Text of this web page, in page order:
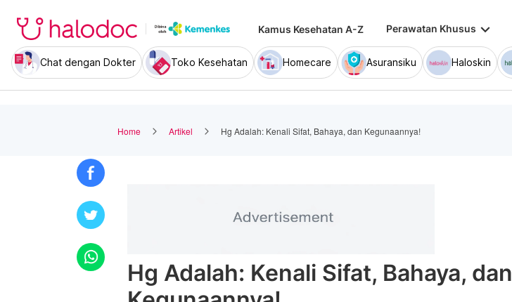
Kamus Kesehatan A-Z Perawatan Khusus keyboard_arrow_down
Chat dengan Dokter Toko Kesehatan Homecare Asuransiku Haloskin
Home Artikel Hg Adalah: Kenali Sifat, Bahaya, dan Kegunaannya!
Hg Adalah: Kenali Sifat, Bahaya, dan